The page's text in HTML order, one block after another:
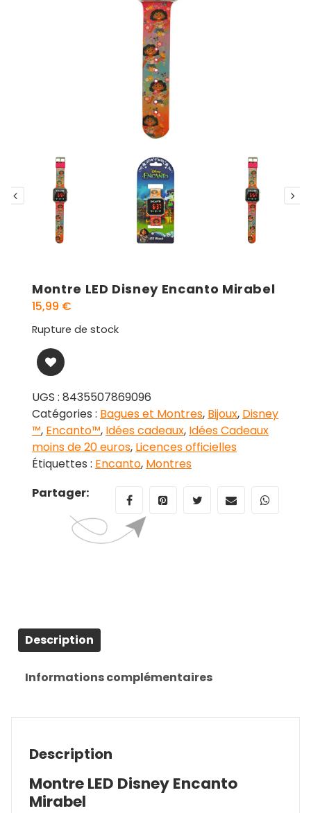
Montre LED Disney Encanto Mirabel
15,99 €
Rupture de stock
UGS : 8435507869096
Catégories : Bagues et Montres, Bijoux, Disney
™, Encanto™, Idées cadeaux, Idées Cadeaux
moins de 20 euros, Licences officielles
Étiquettes : Encanto, Montres
Partager:
Description
Informations complémentaires
Description
Montre LED Disney Encanto
Mirabel